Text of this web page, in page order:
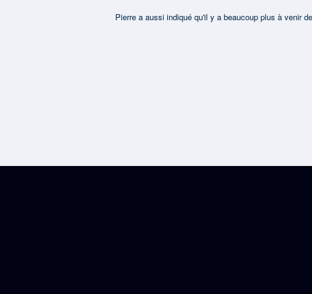
Pierre a aussi indiqué qu'il y a beaucoup plus à venir